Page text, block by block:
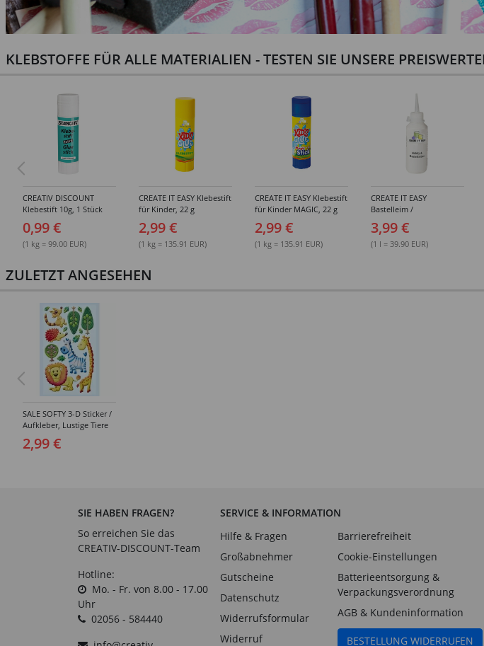
KLEBSTOFFE FÜR ALLE MATERIALIEN - TESTEN SIE UNSERE
CREATIV DISCOUNT
Klebestift 10g, 1 Stück
0,99 €
(1 kg = 99.00 EUR)
CREATE IT EASY Klebestift
für Kinder, 22 g
2,99 €
(1 kg = 135.91 EUR)
CREATE IT EASY Klebestift
für Kinder MAGIC, 22 g
2,99 €
(1 kg = 135.91 EUR)
CREATE IT EASY
Bastelleim /
3,99 €
(1 l = 39.90 EUR)
ZULETZT ANGESEHEN
SALE SOFTY 3-D Sticker /
Aufkleber, Lustige Tiere
2,99 €
SIE HABEN FRAGEN?
So erreichen Sie das
CREATIV-DISCOUNT-Team
Hotline:
Mo. - Fr. von 8.00 - 17.00
Uhr
02056 - 584440
SERVICE & INFORMATION
Hilfe & Fragen
Großabnehmer
Gutscheine
Datenschutz
Widerrufsformular
Widerruf
Barrierefreiheit
Cookie-Einstellungen
Batterieentsorgung &
Verpackungsverordnung
AGB & Kundeninformation
BESTELLUNG WIDERRUFEN